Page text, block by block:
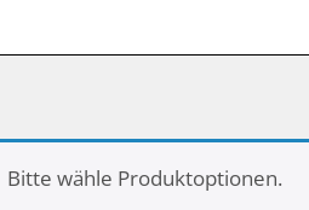
Bitte wähle Produktoptionen.